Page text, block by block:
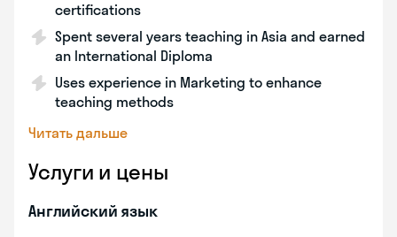
certifications
Spent several years teaching in Asia and earned
an International Diploma
Uses experience in Marketing to enhance
teaching methods
Читать дальше
Услуги и цены
Английский язык